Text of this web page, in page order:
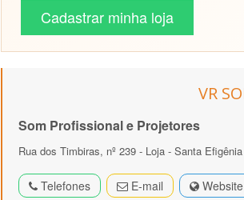
Cadastrar minha loja
VR
Som Profissional e Projetores
Rua dos Timbiras, nº 239 - Loja - Santa
Telefones E-mail Website